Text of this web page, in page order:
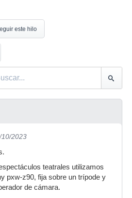
este hilo
10/2023
teatrales utilizamos
pxw-z90, fija sobre un trípode y
de cámara.